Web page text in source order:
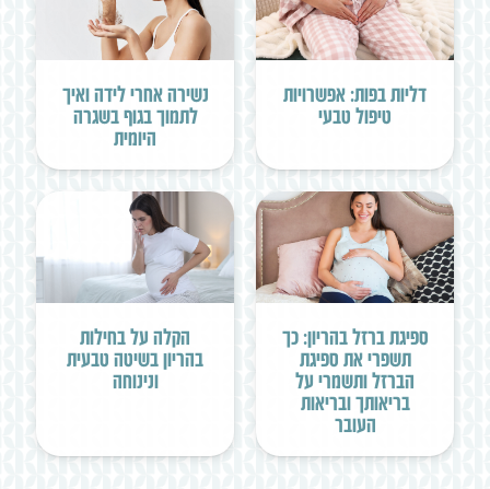
דליות בפות: אפשרויות
טיפול טבעי
נשירה אחרי לידה ואיך
לתמוך בגוף בשגרה
היומית
ספיגת ברזל בהריון: כך
תשפרי את ספיגת
הברזל ותשמרי על
בריאותך ובריאות
העובר
הקלה על בחילות
בהריון בשיטה טבעית
ונינוחה